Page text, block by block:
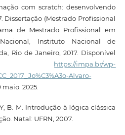
com scratch: desenvolvendo
Dissertação (Mestrado Profissional
de Mestrado Profissional em
Instituto Nacional de
Rio de Janeiro, 2017. Disponível
https://impa.br/wp-
Alvaro-
maio. 2025.
B. M. Introdução à lógica clássica
Natal: UFRN, 2007.